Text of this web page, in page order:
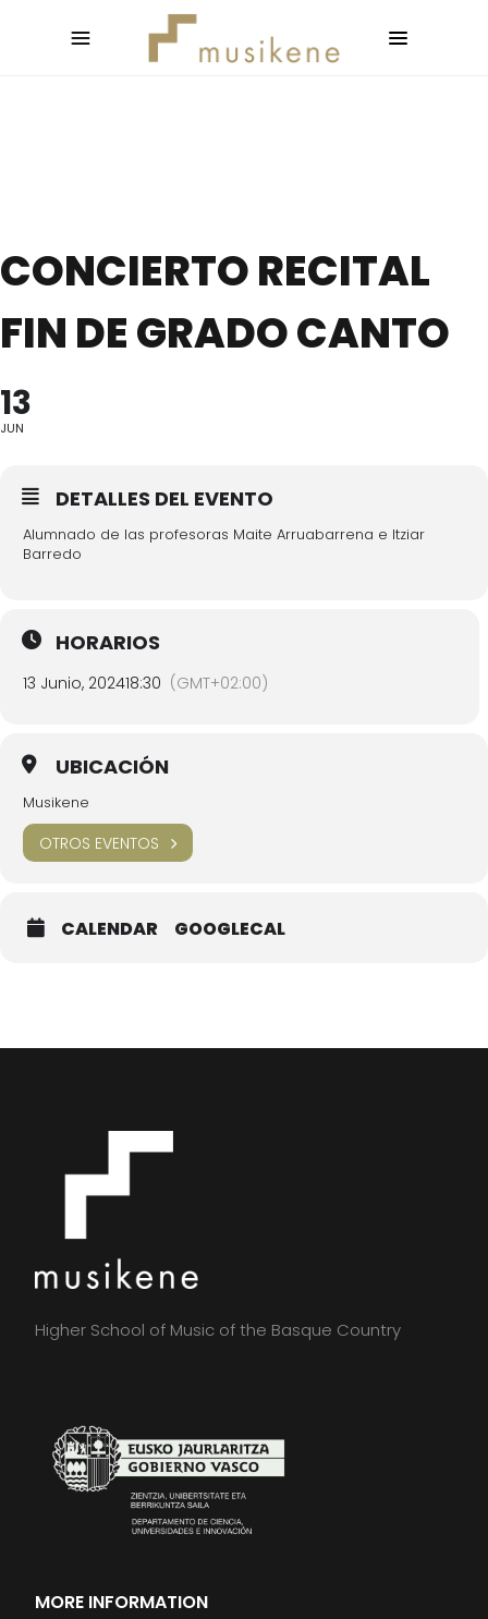
CONCIERTO RECITAL
FIN DE GRADO CANTO
13
JUN
DETALLES DEL EVENTO
Alumnado de las profesoras Maite Arruabarrena e Itziar
Barredo
HORARIOS
13 Junio, 202418:30 (GMT+02:00)
UBICACIÓN
Musikene
OTROS EVENTOS
CALENDAR GOOGLECAL
Higher School of Music of the Basque Country
MORE INFORMATION